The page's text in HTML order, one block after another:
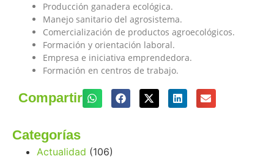
Producción ganadera ecológica.
Manejo sanitario del agrosistema.
Comercialización de productos agroecológicos.
Formación y orientación laboral.
Empresa e iniciativa emprendedora.
Formación en centros de trabajo.
Compartir
Categorías
Actualidad (106)